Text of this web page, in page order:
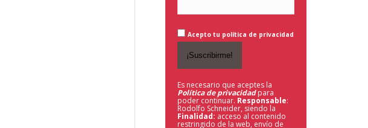
Acepto tu política de privacidad
Es necesario que aceptes la
Política de privacidad para
poder continuar. Responsable:
Rodolfo Schneider, siendo la
Finalidad: acceso al contenido
restringido de la web, envío de